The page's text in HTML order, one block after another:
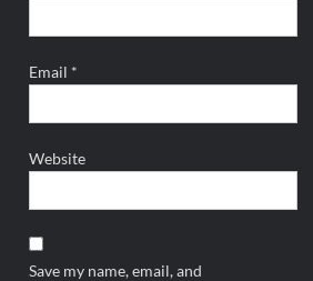
Email *
Website
Save my name, email, and